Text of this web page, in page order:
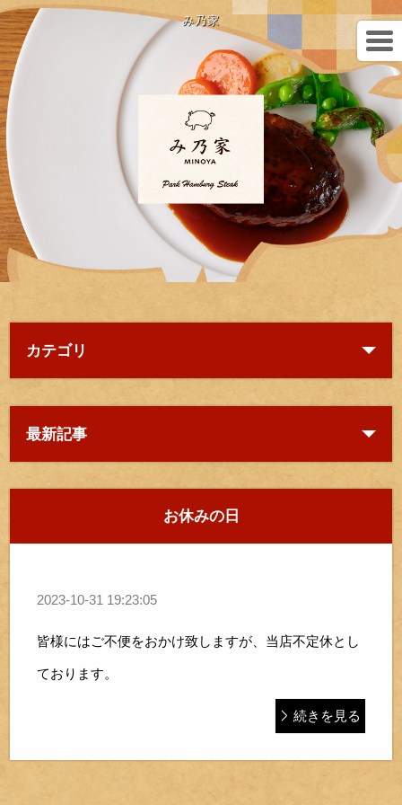
み乃家
カテゴリ
最新記事
お休みの日
2023-10-31 19:23:05
皆様にはご不便をおかけ致しますが、当店不定休とし
ております。
続きを見る